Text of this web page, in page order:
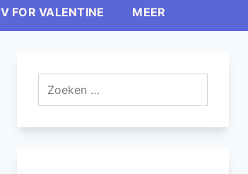
V FOR VALENTINE MEER